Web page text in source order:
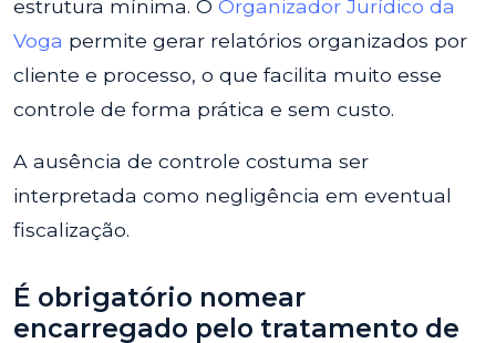
estrutura mínima. O Organizador Jurídico da
Voga permite gerar relatórios organizados por
cliente e processo, o que facilita muito esse
controle de forma prática e sem custo.
A ausência de controle costuma ser
interpretada como negligência em eventual
fiscalização.
É obrigatório nomear
encarregado pelo tratamento de